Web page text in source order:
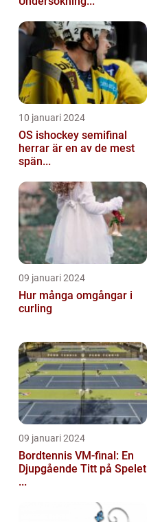
10 januari 2024
OS ishockey semifinal
herrar är en av de mest
spän...
09 januari 2024
Hur många omgångar i
curling
09 januari 2024
Bordtennis VM-final: En
Djupgående Titt på Spelet
...